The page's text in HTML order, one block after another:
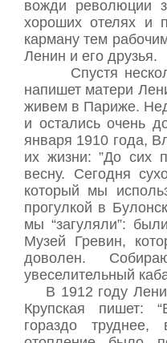
вожди революции
хороших отелях и
карману тем
Ленин и его друзья.
Спустя
напишет матери
живем в Париже.
и остались очень
января 1910 года,
их жизни: ”До сих
весну. Сегодня
который мы
прогулкой в
мы “загуляли”:
Музей Гревин,
доволен.
увеселительный
В 1912 году
Крупская пишет:
гораздо труднее,